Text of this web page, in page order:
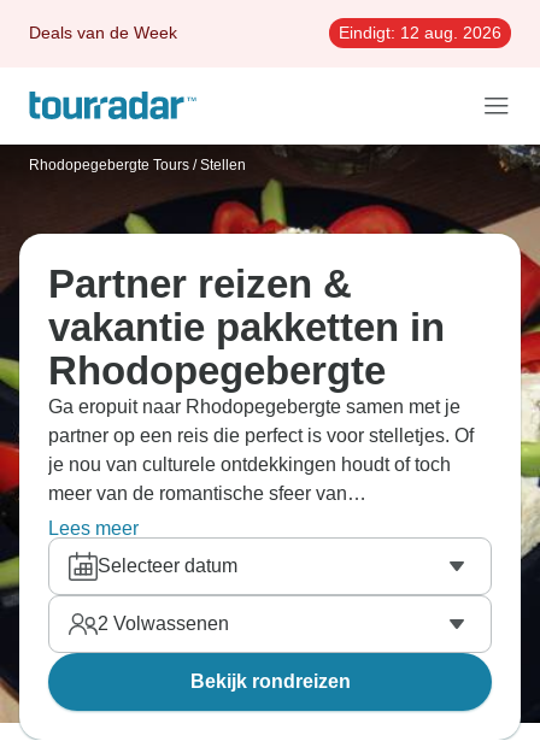
Deals van de Week Eindigt: 12 aug. 2026
Rhodopegebergte Tours / Stellen
Partner reizen &
vakantie pakketten in
Rhodopegebergte
Ga eropuit naar Rhodopegebergte samen met je
partner op een reis die perfect is voor stelletjes. Of
je nou van culturele ontdekkingen houdt of toch
meer van de romantische sfeer van
Rhodopegebergte wil genieten, de reizen brengen
je naar de straatjes van Sofia en de charme van
Rila zal jullie beiden betoveren. Vind de tour naar
Rhodopegebergte die perfect is voor jullie tweetjes,
reis samen en bekijk de wereld van dichtbij. Onze
reisexperts hebben alle tours doorzocht en hebben
handmatig de beste
partner avontuurlijke tours
Lees meer
Selecteer datum
2 Volwassenen
Bekijk rondreizen